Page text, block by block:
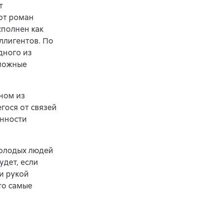
роман
как
По
из
из
от связей
людей
если
рукой
самые